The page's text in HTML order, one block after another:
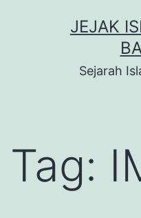
JEJAK
Sejarah
Tag: